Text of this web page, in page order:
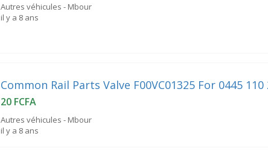
Autres véhicules - Mbour
il y a 8 ans
Common Rail Parts Valve F00VC01325 For 0445 110
20 FCFA
Autres véhicules - Mbour
il y a 8 ans